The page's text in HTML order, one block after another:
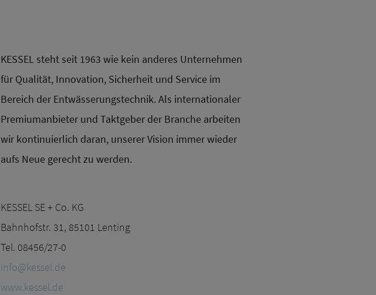
KESSEL steht seit 1963 wie kein anderes Unternehmen
für Qualität, Innovation, Sicherheit und Service im
Bereich der Entwässerungstechnik. Als internationaler
Premiumanbieter und Taktgeber der Branche arbeiten
wir kontinuierlich daran, unserer Vision immer wieder
aufs Neue gerecht zu werden.
KESSEL SE + Co. KG
Bahnhofstr. 31, 85101 Lenting
Tel. 08456/27-0
info@kessel.de
www.kessel.de